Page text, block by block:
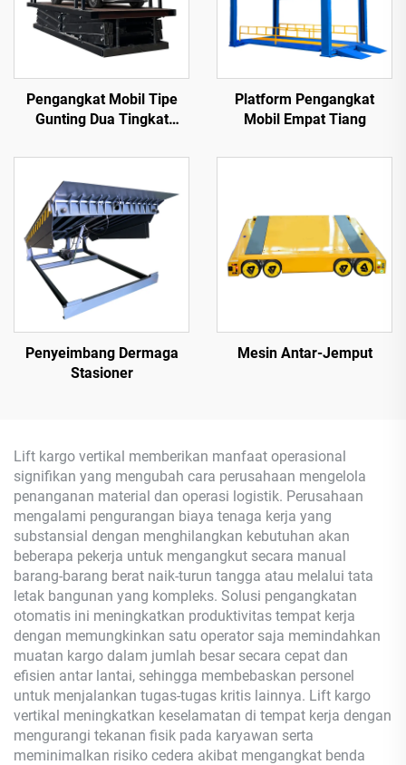
Pengangkat Mobil Tipe
Gunting Dua Tingkat
Parkir)
Platform Pengangkat
Mobil Empat Tiang
Penyeimbang Dermaga
Stasioner
Mesin Antar-Jemput
Lift kargo vertikal memberikan manfaat operasional
signifikan yang mengubah cara perusahaan mengelola
penanganan material dan operasi logistik. Perusahaan
mengalami pengurangan biaya tenaga kerja yang
substansial dengan menghilangkan kebutuhan akan
beberapa pekerja untuk mengangkut secara manual
barang-barang berat naik-turun tangga atau melalui tata
letak bangunan yang kompleks. Solusi pengangkatan
otomatis ini meningkatkan produktivitas tempat kerja
dengan memungkinkan satu operator saja memindahkan
muatan kargo dalam jumlah besar secara cepat dan
efisien antar lantai, sehingga membebaskan personel
untuk menjalankan tugas-tugas kritis lainnya. Lift kargo
vertikal meningkatkan keselamatan di tempat kerja dengan
mengurangi tekanan fisik pada karyawan serta
meminimalkan risiko cedera akibat mengangkat benda